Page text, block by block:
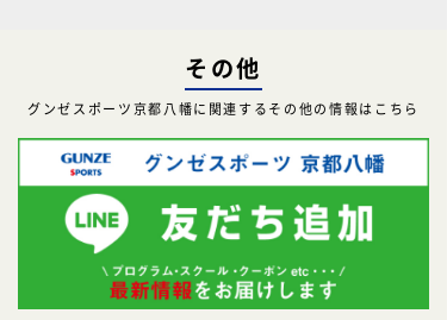
その他
グンゼスポーツ京都八幡に関連するその他の情報はこちら